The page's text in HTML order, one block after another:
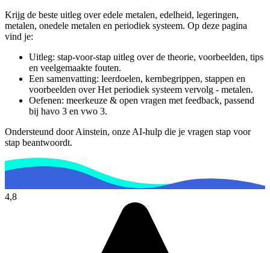
Krijg de beste uitleg over edele metalen, edelheid, legeringen,
metalen, onedele metalen en periodiek systeem. Op deze pagina
vind je:
Uitleg: stap-voor-stap uitleg over de theorie, voorbeelden, tips
en veelgemaakte fouten.
Een samenvatting: leerdoelen, kernbegrippen, stappen en
voorbeelden overHet periodiek systeem vervolg - metalen.
Oefenen: meerkeuze & open vragen met feedback, passend
bij havo 3 en vwo 3.
Ondersteund door Ainstein, onze AI-hulp die je vragen stap voor
stap beantwoordt.
4,8